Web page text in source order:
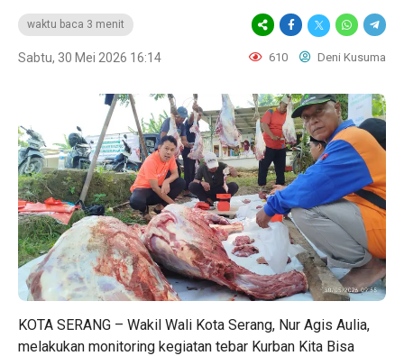
waktu baca 3 menit
Sabtu, 30 Mei 2026 16:14 610 Deni Kusuma
KOTA SERANG – Wakil Wali Kota Serang, Nur Agis Aulia,
melakukan monitoring kegiatan tebar Kurban Kita Bisa